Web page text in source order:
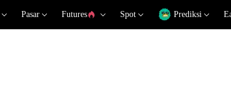
Pasar Futures Spot Prediksi